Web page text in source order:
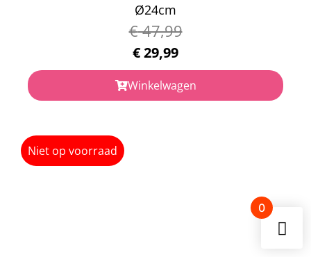
Ø24cm
€47,99
€29,99
Winkelwagen
Niet op voorraad
0